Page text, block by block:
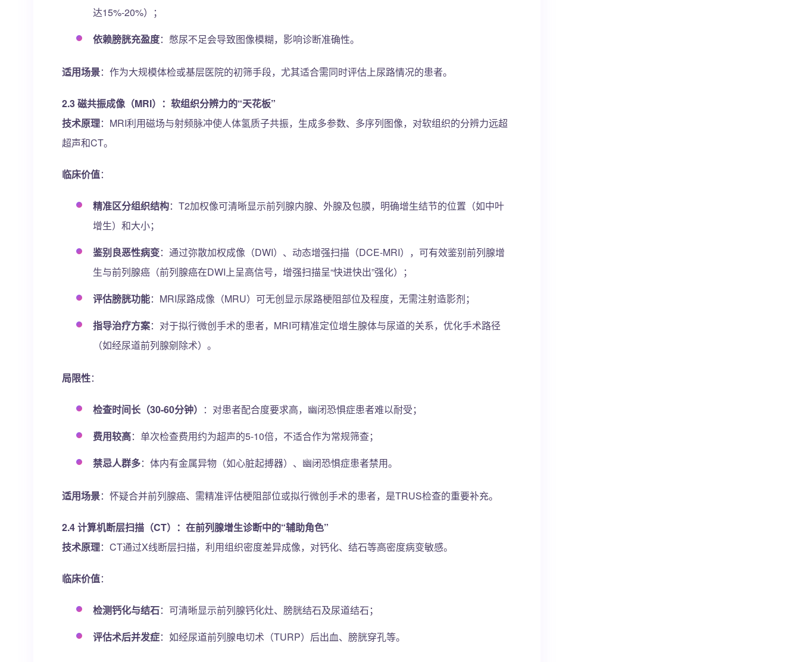
达15%-20%）；
依赖膀胱充盈度：憋尿不足会导致图像模糊，影响诊断准确性。
适用场景：作为大规模体检或基层医院的初筛手段，尤其适合需同时评估上尿路情况的患者。
2.3磁共振成像（MRI）：软组织分辨力的“天花板”
技术原理：MRI利用磁场与射频脉冲使人体氢质子共振，生成多参数、多序列图像，对软组织的分辨力远超
超声和CT。
临床价值：
精准区分组织结构：T2加权像可清晰显示前列腺内腺、外腺及包膜，明确增生结节的位置（如中叶
增生）和大小；
鉴别良恶性病变：通过弥散加权成像（DWI）、动态增强扫描（DCE-MRI），可有效鉴别前列腺增
生与前列腺癌（前列腺癌在DWI上呈高信号，增强扫描呈“快进快出”强化）；
评估膀胱功能：MRI尿路成像（MRU）可无创显示尿路梗阻部位及程度，无需注射造影剂；
指导治疗方案：对于拟行微创手术的患者，MRI可精准定位增生腺体与尿道的关系，优化手术路径
（如经尿道前列腺剜除术）。
局限性：
检查时间长（30-60分钟） ：对患者配合度要求高，幽闭恐惧症患者难以耐受；
费用较高：单次检查费用约为超声的5-10倍，不适合作为常规筛查；
禁忌人群多：体内有金属异物（如心脏起搏器）、幽闭恐惧症患者禁用。
适用场景：怀疑合并前列腺癌、需精准评估梗阻部位或拟行微创手术的患者，是TRUS检查的重要补充。
2.4计算机断层扫描（CT）：在前列腺增生诊断中的“辅助角色”
技术原理：CT通过X线断层扫描，利用组织密度差异成像，对钙化、结石等高密度病变敏感。
临床价值：
检测钙化与结石：可清晰显示前列腺钙化灶、膀胱结石及尿道结石；
评估术后并发症：如经尿道前列腺电切术（TURP）后出血、膀胱穿孔等。